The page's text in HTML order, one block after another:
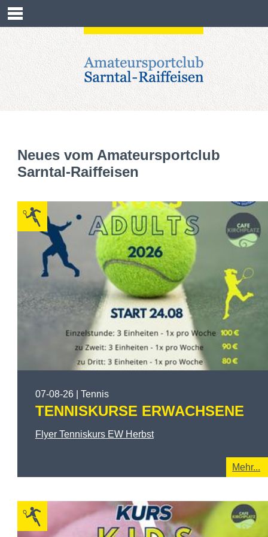
HOME
DER VEREIN
SEKTIONEN
ANMELDUNGEN
RESERVIERUNG
Neues vom Amateursportclub
Sarntal-Raiffeisen
07-08-26 | Tennis
TENNISKURSE ERWACHSENE
Flyer Tenniskurs EW Herbst
Mehr...